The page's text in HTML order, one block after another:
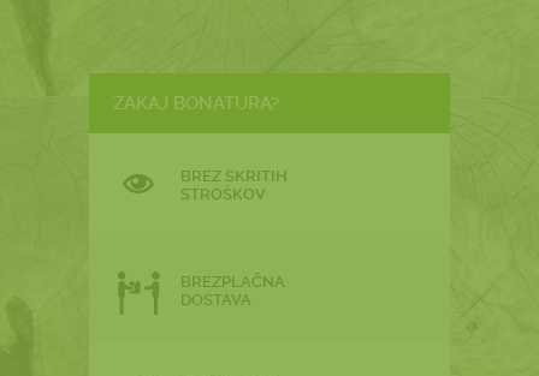
ZAKAJ BONATURA?
BREZ SKRITIH
STROŠKOV
BREZPLAČNA
DOSTAVA